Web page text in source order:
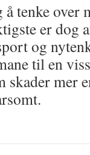
tenke over
er dog
og
til en
skader mer